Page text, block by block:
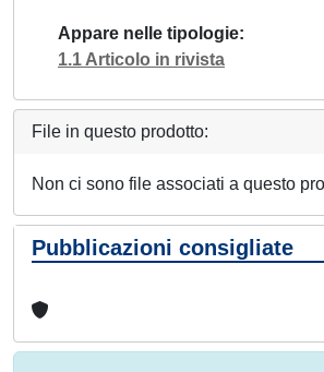
Appare nelle tipologie
1.1 Articolo in rivista
File in questo prodotto:
Non ci sono file associati a questo
Pubblicazioni consigliate